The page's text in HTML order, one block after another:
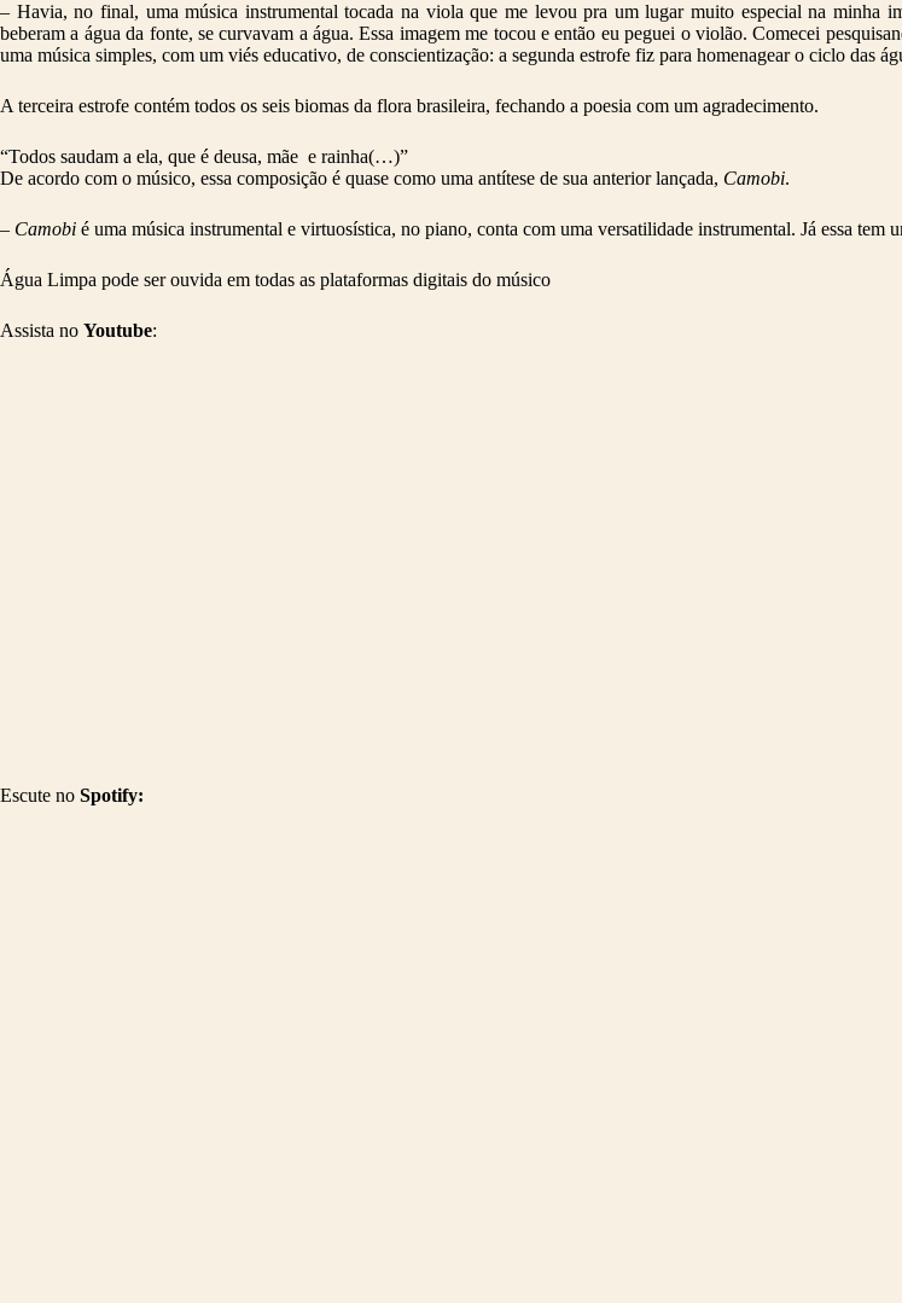
– Havia, no final, uma música instrumental tocada na viola que me levou pra um lugar muito especial na minha
beberam a água da fonte, se curvavam a água. Essa imagem me tocou e então eu peguei o violão. Comecei
uma música simples, com um viés educativo, de conscientização: a segunda estrofe fiz para homenagear o ciclo das
A terceira estrofe contém todos os seis biomas da flora brasileira, fechando a poesia com um agradecimento.
“Todos saudam a ela, que é deusa, mãe e rainha(…)”
De acordo com o músico, essa composição é quase como uma antítese de sua anterior lançada, Camobi.
– Camobi é uma música instrumental e virtuosística, no piano, conta com uma versatilidade instrumental. Já essa tem
Água Limpa pode ser ouvida em todas as plataformas digitais do músico
Assista no Youtube:
Escute no Spotify: